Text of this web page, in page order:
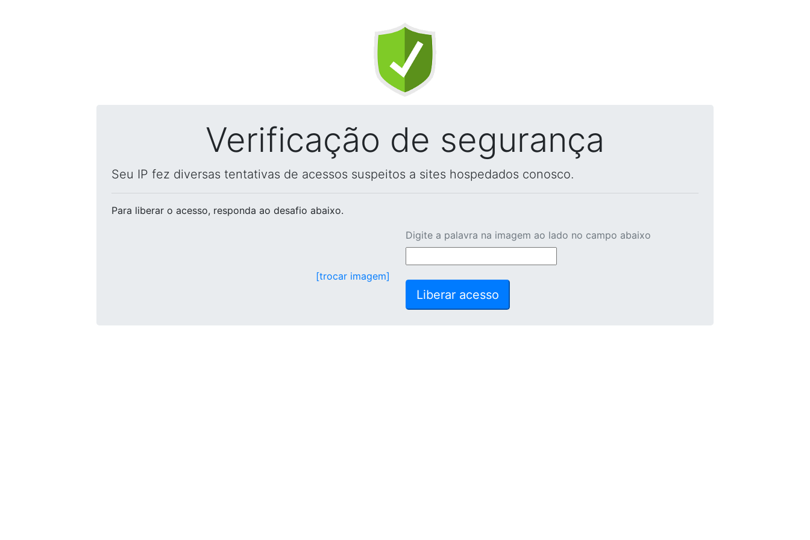
Verificação de segurança
Seu IP fez diversas tentativas de acessos suspeitos a sites hospedados conosco.
Para liberar o acesso, responda ao desafio abaixo.
[trocar imagem]
Digite a palavra na imagem ao lado no campo abaixo